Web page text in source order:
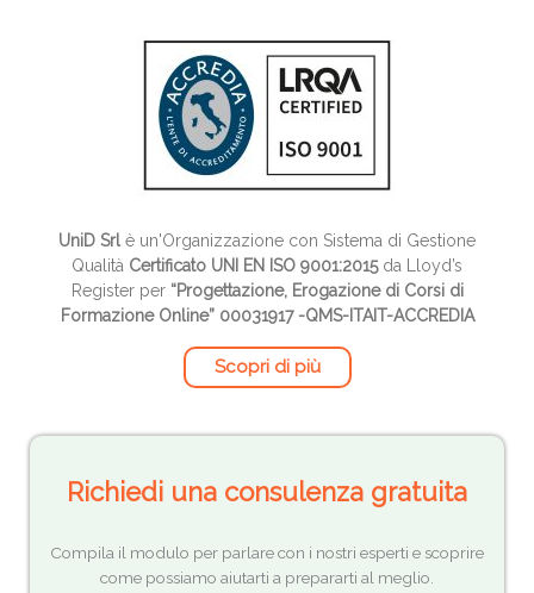
UniD Srl è un'Organizzazione con Sistema di Gestione
Qualità Certificato UNI EN ISO 9001:2015da Lloyd’s
Register per “Progettazione, Erogazione di Corsi di
Formazione Online” 00031917 -QMS-ITAIT-ACCREDIA
Scopri di più
Richiedi una consulenza gratuita
Compila il modulo per parlare con i nostri esperti e scoprire
come possiamo aiutarti a prepararti al meglio.